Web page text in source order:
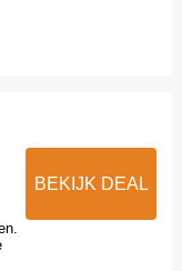
BEKIJK DEAL